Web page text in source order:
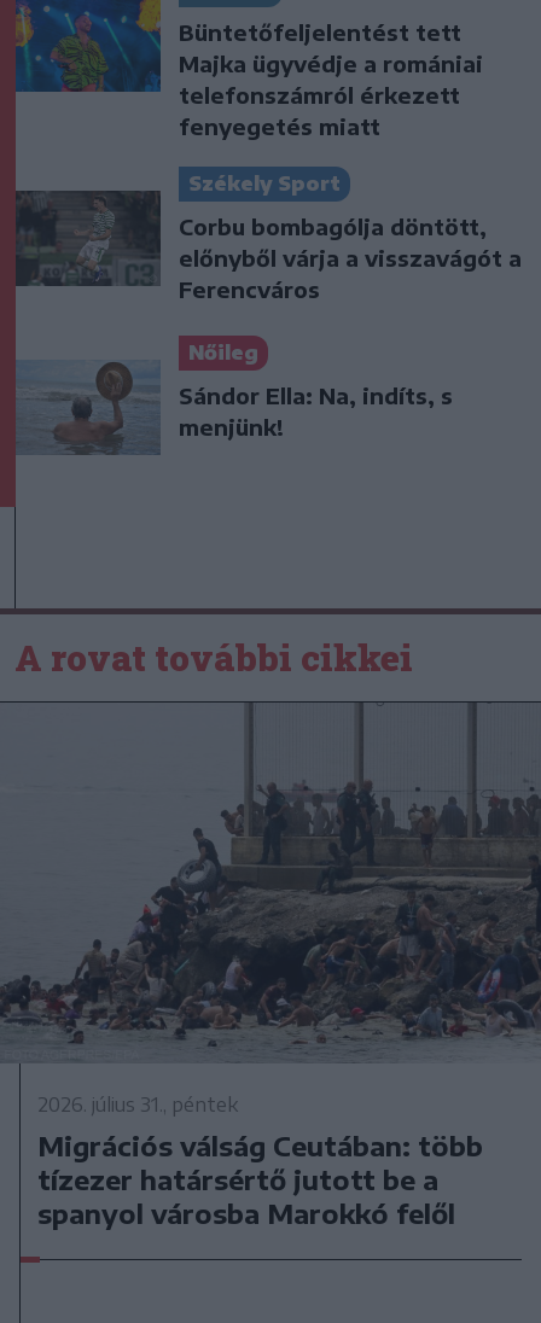
Büntetőfeljelentést tett
Majka ügyvédje a romániai
telefonszámról érkezett
fenyegetés miatt
Székely Sport
Corbu bombagólja döntött,
előnyből várja a visszavágót a
Ferencváros
Nőileg
Sándor Ella: Na, indíts, s
menjünk!
A rovat további cikkei
2026. július 31., péntek
Migrációs válság Ceutában: több
tízezer határsértő jutott be a
spanyol városba Marokkó felől